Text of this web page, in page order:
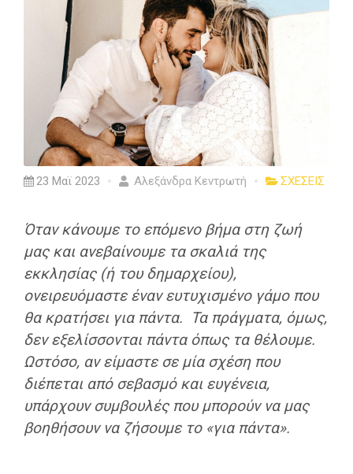
23 Μαϊ 2023 Αλεξάνδρα Κεντρωτή ΣΧΕΣΕΙΣ
Όταν κάνουμε το επόμενο βήμα στη ζωή
μας και ανεβαίνουμε τα σκαλιά της
εκκλησίας (ή του δημαρχείου),
ονειρευόμαστε έναν ευτυχισμένο γάμο που
θα κρατήσει για πάντα. Τα πράγματα, όμως,
δεν εξελίσσονται πάντα όπως τα θέλουμε.
Ωστόσο, αν είμαστε σε μία σχέση που
διέπεται από σεβασμό και ευγένεια,
υπάρχουν συμβουλές που μπορούν να μας
βοηθήσουν να ζήσουμε το «για πάντα».